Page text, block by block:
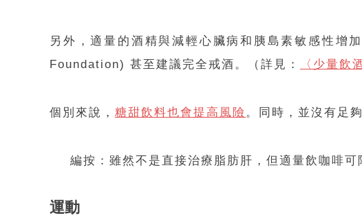
另外，適量的酒精與減輕心臟病和胰島素敏感性
Foundation) 甚至建議完全戒酒。（詳見：
〈少量飲
個別來說， 糖甜飲料也會提高風險 。同時，並沒有足
編按：雖然不是直接治療脂肪肝，但適量飲咖啡可
運動